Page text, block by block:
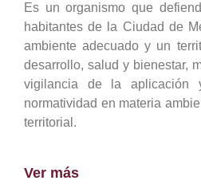
Es un organismo que
habitantes de la Ciudad de
ambiente adecuado y un
desarrollo, salud y bienestar,
vigilancia de la aplicación
normatividad en materia
territorial.
Ver más